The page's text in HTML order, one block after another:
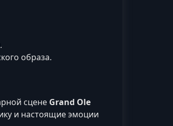
образа.
сцене Grand Ole
и настоящие эмоции